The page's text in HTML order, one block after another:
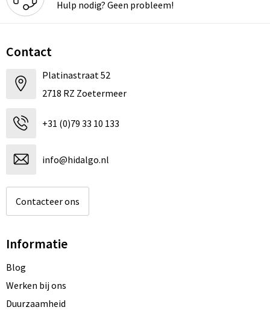
Hulp nodig? Geen probleem!
Contact
Platinastraat 52
2718 RZ Zoetermeer
+31 (0)79 33 10 133
info@hidalgo.nl
Contacteer ons
Informatie
Blog
Werken bij ons
Duurzaamheid